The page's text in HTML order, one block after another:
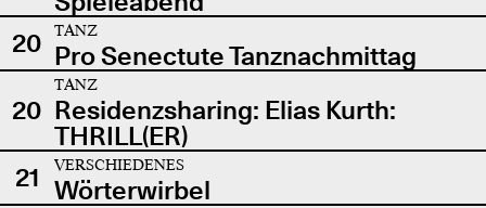
20
TANZ
Pro Senectute Tanznachmittag
20
TANZ
Residenzsharing: Elias Kurth:
THRILL(ER)
21
VERSCHIEDENES
Wörterwirbel